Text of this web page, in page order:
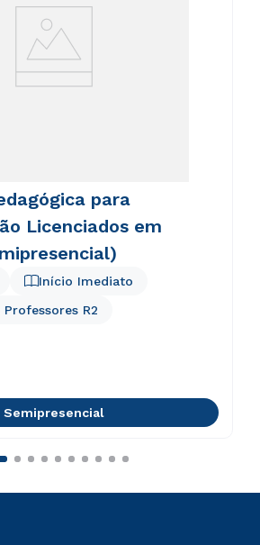
para
Licenciados em
Início Imediato
R2
Semipresencial